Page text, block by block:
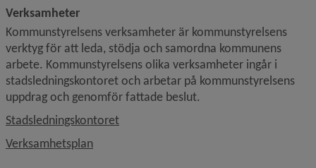
Verksamheter
Kommunstyrelsens verksamheter är kommunstyrelsens
verktyg för att leda, stödja och samordna kommunens
arbete. Kommunstyrelsens olika verksamheter ingår i
stadsledningskontoret och arbetar på kommunstyrelsens
uppdrag och genomför fattade beslut.
Stadsledningskontoret
Verksamhetsplan